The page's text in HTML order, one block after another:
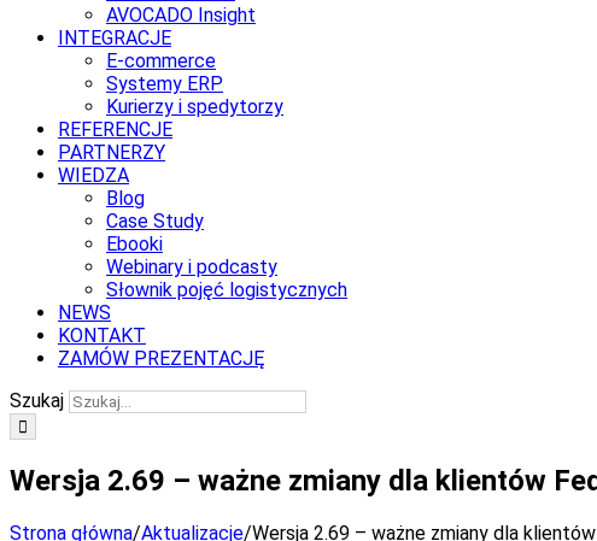
AVOCADO Insight
INTEGRACJE
E-commerce
Systemy ERP
Kurierzy i spedytorzy
REFERENCJE
PARTNERZY
WIEDZA
Blog
Case Study
Ebooki
Webinary i podcasty
Słownik pojęć logistycznych
NEWS
KONTAKT
ZAMÓW PREZENTACJĘ
Szukaj
Wersja 2.69 – ważne zmiany dla klientów
Strona główna/Aktualizacje/Wersja 2.69 – ważne zmiany dla